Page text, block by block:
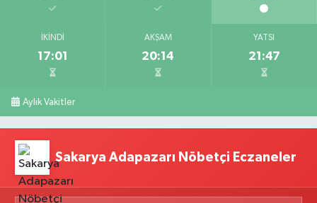
İKINDI
17:01
AKŞAM
20:14
YATSI
21:47
Aylık Vakitler
Sakarya Adapazarı Nöbetçi Eczaneler